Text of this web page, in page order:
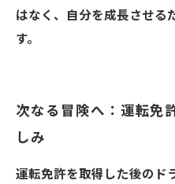
はなく、自分を成長させる
す。
次なる冒険へ：運転免
しみ
運転免許を取得した後のド